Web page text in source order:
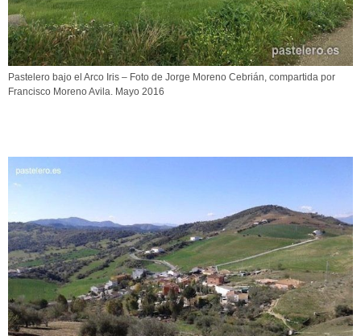
Pastelero bajo el Arco Iris – Foto de Jorge Moreno Cebrián, compartida por
Francisco Moreno Avila. Mayo 2016